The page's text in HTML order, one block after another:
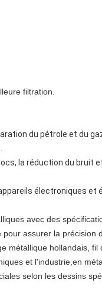
filtration.
du pétrole et du
la réduction du bruit
électroniques et
avec des
assurer la précision
métallique hollandais, fil
et l'industrie,en
selon les dessins